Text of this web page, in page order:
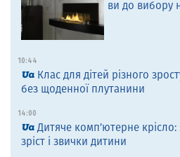
ви до вибору
10:44
Клас для дітей різного
без щоденної плутанини
14:00
Дитяче комп’ютерне
зріст і звички дитини